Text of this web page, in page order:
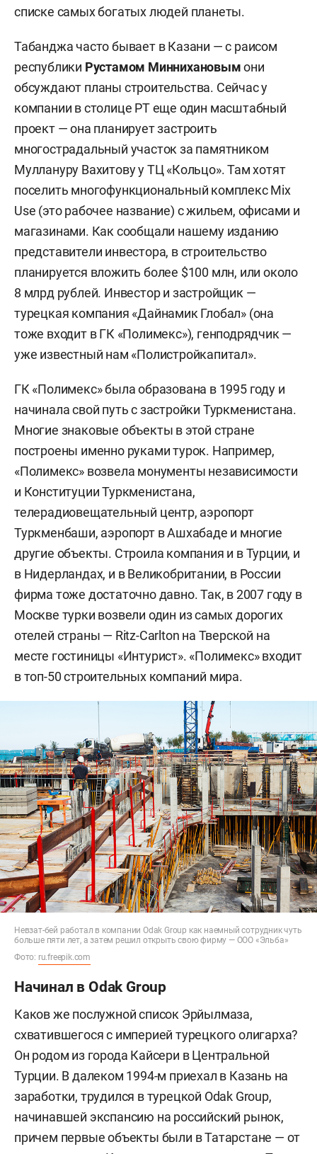
списке самых богатых людей планеты.
Табанджа часто бывает в Казани — с раисом
республики Рустамом Миннихановымони
обсуждают планы строительства. Сейчас у
компании в столице РТ еще один масштабный
проект — она планирует застроить
многострадальный участок за памятником
Муллануру Вахитову у ТЦ «Кольцо». Там хотят
поселить многофункциональный комплекс Mix
Use (это рабочее название) с жильем, офисами и
магазинами. Как сообщали нашему изданию
представители инвестора, в строительство
планируется вложить более $100 млн, или около
8 млрд рублей. Инвестор и застройщик —
турецкая компания «Дайнамик Глобал» (она
тоже входит в ГК «Полимекс»), генподрядчик —
уже известный нам «Полистройкапитал».
ГК «Полимекс» была образована в 1995 году и
начинала свой путь с застройки Туркменистана.
Многие знаковые объекты в этой стране
построены именно руками турок. Например,
«Полимекс» возвела монументы независимости
и Конституции Туркменистана,
телерадиовещательный центр, аэропорт
Туркменбаши, аэропорт в Ашхабаде и многие
другие объекты. Строила компания и в Турции, и
в Нидерландах, и в Великобритании, в России
фирма тоже достаточно давно. Так, в 2007 году в
Москве турки возвели один из самых дорогих
отелей страны — Ritz-Carlton на Тверской на
месте гостиницы «Интурист». «Полимекс» входит
в топ-50 строительных компаний мира.
Невзат-бей работал в компании Odak Group как наемный сотрудник чуть
больше пяти лет, а затем решил открыть свою фирму — ООО «Эльба»
Фото: ru.freepik.com
Начинал в Odak Group
Каков же послужной список Эрйылмаза,
схватившегося с империей турецкого олигарха?
Он родом из города Кайсери в Центральной
Турции. В далеком 1994-м приехал в Казань на
заработки, трудился в турецкой Odak Group,
начинавшей экспансию на российский рынок,
причем первые объекты были в Татарстане — от